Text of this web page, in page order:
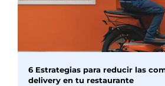
6 Estrategias para reducir las
delivery en tu restaurante